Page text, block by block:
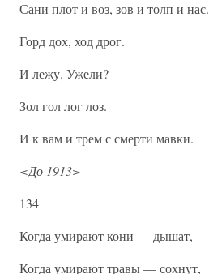
Сани плот и воз, зов и толп и нас.
Горд дох, ход дрог.
И лежу. Ужели?
Зол гол лог лоз.
И к вам и трем с смерти мавки.
<До 1913>
134
Когда умирают кони — дышат,
Когда умирают травы — сохнут,